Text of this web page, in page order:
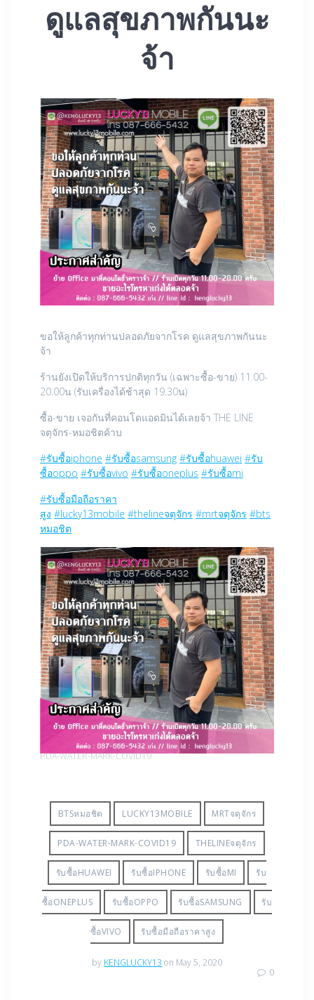
ดูแลสุขภาพกันนะ
จ้า
ขอให้ลูกค้าทุกท่านปลอดภัยจากโรค ดูแลสุขภาพกันนะ
จ้า
ร้านยังเปิดให้บริการปกติทุกวัน (เฉพาะซื้อ-ขาย) 11.00-
20.00น (รับเครื่องได้ช้าสุด 19.30น)
ซื้อ-ขาย เจอกันที่คอนโดแอดมินได้เลยจ้า THE LINE
จตุจักร-หมอชิตค้าบ
#รับซื้อiphone #รับซื้อsamsung #รับซื้อhuawei #รับ
ซื้อoppo #รับซื้อvivo #รับซื้อoneplus #รับซื้อmi
#รับซื้อมือถือราคา
สูง #lucky13mobile #thelineจตุจักร #mrtจตุจักร #bts
หมอชิต
PDA-WATER-MARK-COVID19
BTSหมอชิต LUCKY13MOBILE MRTจตุจักร
PDA-WATER-MARK-COVID19 THELINEจตุจักร
รับซื้อHUAWEI รับซื้อIPHONE รับซื้อMI รับ
ซื้อONEPLUS รับซื้อOPPO รับซื้อSAMSUNG รับ
ซื้อVIVO รับซื้อมือถือราคาสูง
by KENGLUCKY13 on May 5, 2020
0